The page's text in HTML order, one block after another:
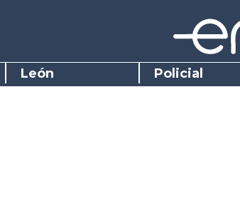
León Policial